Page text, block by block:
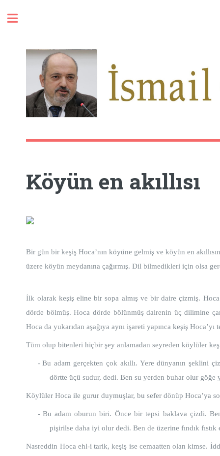
Köyün en akıllısı
Bir gün bir keşiş Hoca’nın köyüne gelmiş ve köyün en
üzere köyün meydanına çağırmış. Dil bilmedikleri için olsa
İlk olarak keşiş eline bir sopa almış ve bir daire çizmiş.
dörde bölmüş. Hoca dörde bölünmüş dairenin üç dilimine
Hoca da yukarıdan aşağıya aynı işareti yapınca keşiş Hoca’yı
Tüm olup bitenleri hiçbir şey anlamadan seyreden köylüler
- Bu adam gerçekten çok akıllı. Yere dünyanın şeklini
dörtte üçü sudur, dedi. Ben su yerden buhar olur
Köylüler Hoca ile gurur duymuşlar, bu sefer dönüp Hoca’ya
- Bu adam oburun biri. Önce bir tepsi baklava çizdi.
pişirilse daha iyi olur dedi. Ben de üzerine fındık
Nasreddin Hoca ehl-i tarik, keşiş ise cemaatten olan kimse.